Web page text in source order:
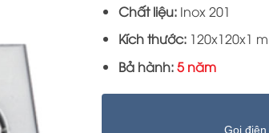
Chất liệu:Inox 201
Kích thước:120x120x1
Bả hành:5 năm
Gọi